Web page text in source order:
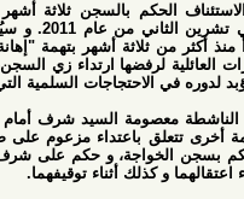
الحكم بالسجن ثلاثة أشهر الذي
المشاركة في "تجمع غير قانوني" في
أشهر بتهمة "إهانة موظف"
ارتداء زي السجن، كما فعل
السلمية التي شهدتها البلاد
و حكم على شرف بالسجن
أثناء توقيفهما.